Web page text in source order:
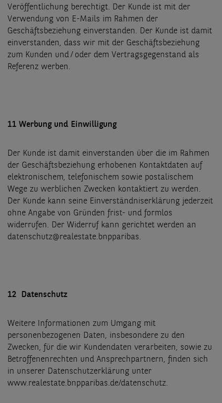
Veröffentlichung berechtigt. Der Kunde ist mit der
Verwendung von E-Mails im Rahmen der
Geschäftsbeziehung einverstanden. Der Kunde ist damit
einverstanden, dass wir mit der Geschäftsbeziehung
zum Kunden und / oder dem Vertragsgegenstand als
Referenz werben.
11 Werbung und Einwilligung
Der Kunde ist damit einverstanden über die im Rahmen
der Geschäftsbeziehung erhobenen Kontaktdaten auf
elektronischem, telefonischem sowie postalischem
Wege zu werblichen Zwecken kontaktiert zu werden.
Der Kunde kann seine Einverständniserklärung jederzeit
ohne Angabe von Gründen frist- und formlos
widerrufen. Der Widerruf kann gerichtet werden an
datenschutz@realestate.bnpparibas.
12 Datenschutz
Weitere Informationen zum Umgang mit
personenbezogenen Daten, insbesondere zu den
Zwecken, für die wir Kundendaten verarbeiten, sowie zu
Betroffenenrechten und Ansprechpartnern, finden sich
in unserer Datenschutzerklärung unter
www.realestate.bnpparibas.de/datenschutz.